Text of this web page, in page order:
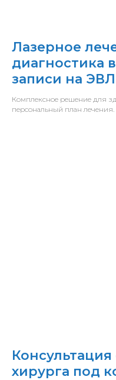
Лазерное
диагностика
записи на
Комплексное решение для
персональный план лечения.
Консультация
хирурга под